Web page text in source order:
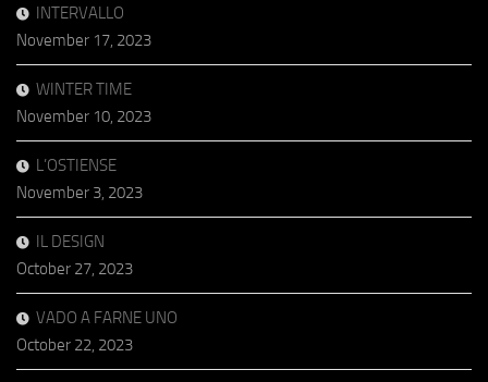
INTERVALLO
November 17, 2023
WINTER TIME
November 10, 2023
L’OSTIENSE
November 3, 2023
IL DESIGN
October 27, 2023
VADO A FARNE UNO
October 22, 2023